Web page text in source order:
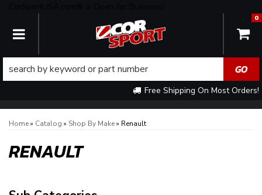
TOGGLE NAVIGATION
Free Shipping On Most Orders!
0
Home» Catalog » Shop By Make» Renault
RENAULT